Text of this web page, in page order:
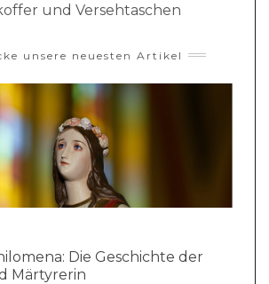
und Versehtaschen
unsere neuesten Artikel
Die Geschichte der
Märtyrerin